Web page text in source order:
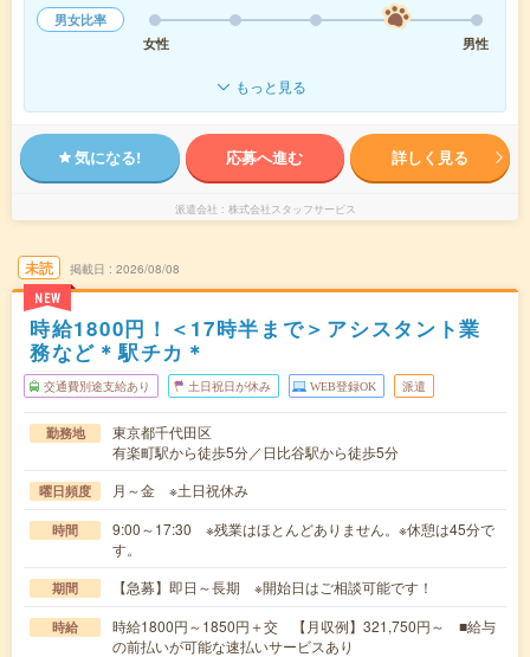
男女比率
女性
男性
もっと見る
気になる! 応募へ進む 詳しく見る
派遣会社 株式会社スタッフサービス
未読
NEW
掲載日 2026/08/08
時給1800円！＜17時半まで＞アシスタント業
務など＊駅チカ＊
交通費別途支給あり 土日祝日が休み WEB登録OK 派遣
勤務地
東京都千代田区
有楽町駅から徒歩5分／日比谷駅から徒歩5分
曜日頻度 月～金 ※土日祝休み
時間
9:00～17:30 ※残業はほとんどありません。※休憩は45分で
す。
期間 【急募】即日～長期 ※開始日はご相談可能です！
時給
時給1800円～1850円＋交 【月収例】321,750円～ ■給与
の前払いが可能な速払いサービスあり